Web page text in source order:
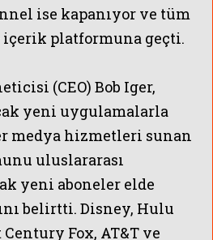
ise kapanıyor ve tüm
platformuna geçti.
(CEO) Bob Iger,
yeni uygulamalarla
medya hizmetleri sunan
uluslararası
yeni aboneler elde
belirtti. Disney, Hulu
Fox, AT&T ve